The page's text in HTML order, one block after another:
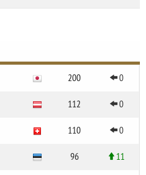
200 0
112 0
110 0
96 11